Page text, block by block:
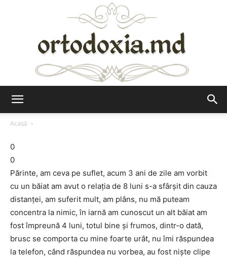
Acasă
0
0
Părinte, am ceva pe suflet, acum 3 ani de zile am vorbit
cu un băiat am avut o relaţia de 8 luni s-a sfârşit din cauza
distanţei, am suferit mult, am plâns, nu mă puteam
concentra la nimic, în iarnă am cunoscut un alt băiat am
fost împreună 4 luni, totul bine şi frumos, dintr-o dată,
brusc se comporta cu mine foarte urât, nu îmi răspundea
la telefon, când răspundea nu vorbea, au fost nişte clipe